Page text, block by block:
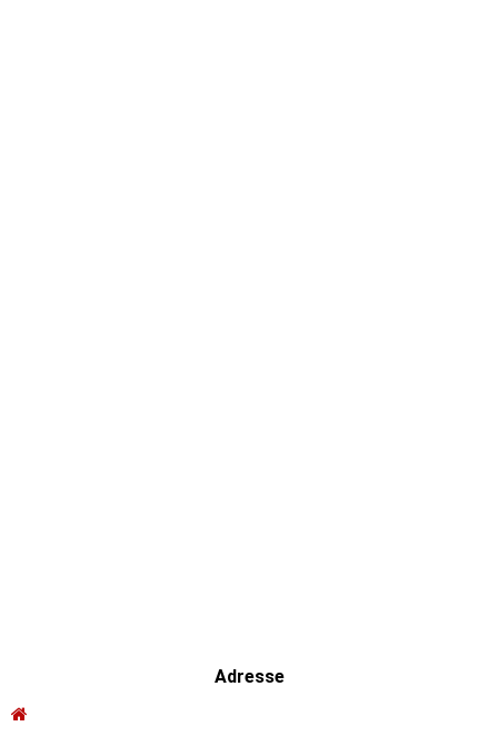
Adresse